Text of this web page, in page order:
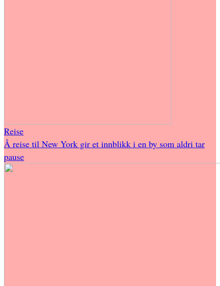
Reise
Å reise til New York gir et innblikk i en by som aldri tar
pause